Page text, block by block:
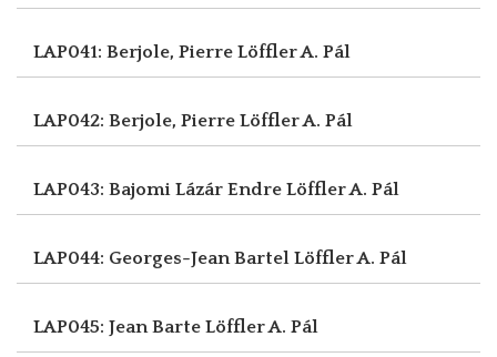
LAP041: Berjole, Pierre Löffler A. Pál
LAP042: Berjole, Pierre Löffler A. Pál
LAP043: Bajomi Lázár Endre Löffler A. Pál
LAP044: Georges-Jean Bartel Löffler A. Pál
LAP045: Jean Barte Löffler A. Pál